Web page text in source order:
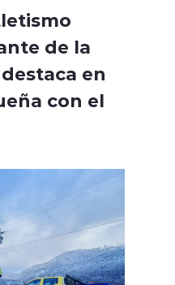
de la
en
con el